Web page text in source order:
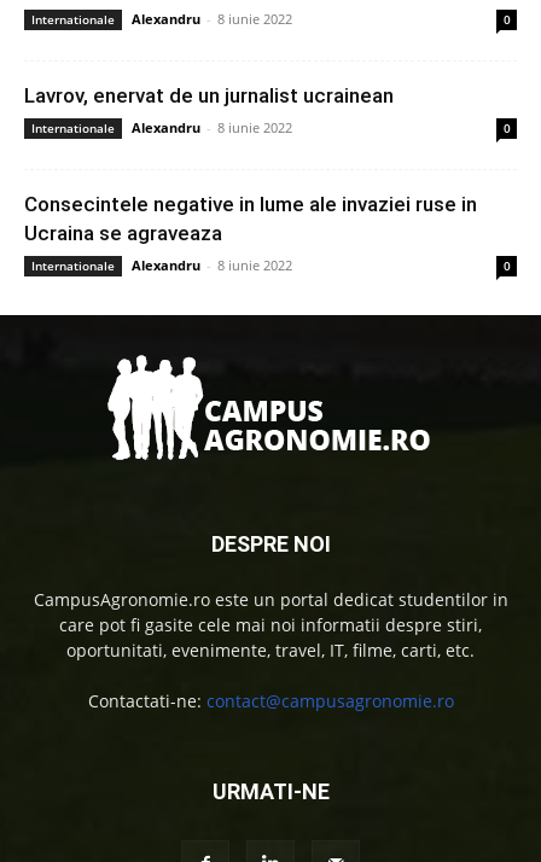
Internationale Alexandru - 8 iunie 2022 0
Lavrov, enervat de un jurnalist ucrainean
Internationale Alexandru - 8 iunie 2022 0
Consecintele negative in lume ale invaziei ruse in
Ucraina se agraveaza
Internationale Alexandru - 8 iunie 2022 0
DESPRE NOI
CampusAgronomie.ro este un portal dedicat studentilor in
care pot fi gasite cele mai noi informatii despre stiri,
oportunitati, evenimente, travel, IT, filme, carti, etc.
Contactati-ne: contact@campusagronomie.ro
URMATI-NE